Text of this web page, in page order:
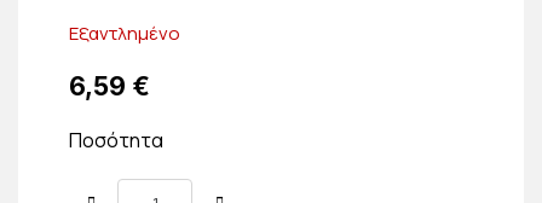
Εξαντλημένο
6,59 €
Ποσότητα